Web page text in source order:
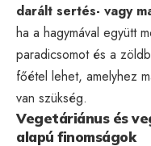
darált sertés- vagy
ha a hagymával együtt
paradicsomot és a
főétel lehet, amelyhez
van szükség.
Vegetáriánus és
alapú finomságok